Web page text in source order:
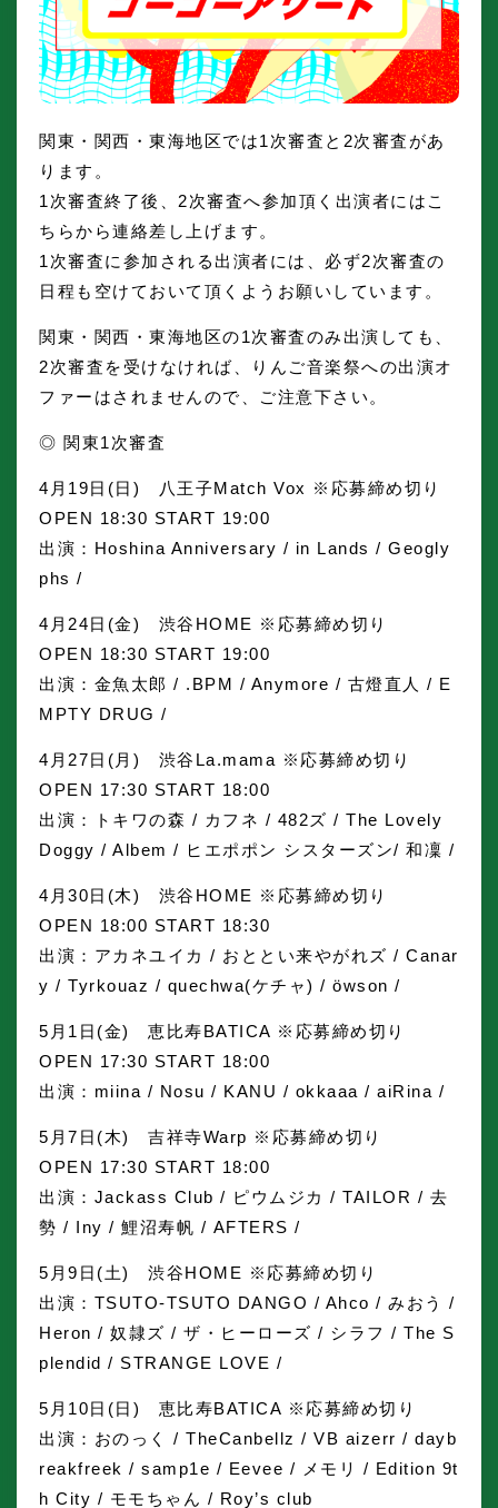
関東・関西・東海地区では1次審査と2次審査があ
ります。
1次審査終了後、2次審査へ参加頂く出演者にはこ
ちらから連絡差し上げます。
1次審査に参加される出演者には、必ず2次審査の
日程も空けておいて頂くようお願いしています。
関東・関西・東海地区の1次審査のみ出演しても、
2次審査を受けなければ、りんご音楽祭への出演オ
ファーはされませんので、ご注意下さい。
◎ 関東1次審査
4月19日(日) 八王子Match Vox ※応募締め切り
OPEN 18:30 START 19:00
出演：Hoshina Anniversary / in Lands / Geogly
phs /
4月24日(金) 渋谷HOME ※応募締め切り
OPEN 18:30 START 19:00
出演：金魚太郎 / .BPM / Anymore / 古燈直人 / E
MPTY DRUG /
4月27日(月) 渋谷La.mama ※応募締め切り
OPEN 17:30 START 18:00
出演：トキワの森 / カフネ / 482ズ / The Lovely
Doggy / Albem / ヒエポポン シスターズン/ 和凜 /
4月30日(木) 渋谷HOME ※応募締め切り
OPEN 18:00 START 18:30
出演：アカネユイカ / おととい来やがれズ / Canar
y / Tyrkouaz / quechwa(ケチャ) / öwson /
5月1日(金) 恵比寿BATICA ※応募締め切り
OPEN 17:30 START 18:00
出演：miina / Nosu / KANU / okkaaa / aiRina /
5月7日(木) 吉祥寺Warp ※応募締め切り
OPEN 17:30 START 18:00
出演：Jackass Club / ピウムジカ / TAILOR / 去
勢 / Iny / 鯉沼寿帆 / AFTERS /
5月9日(土) 渋谷HOME ※応募締め切り
出演：TSUTO-TSUTO DANGO / Ahco / みおう /
Heron / 奴隷ズ / ザ・ヒーローズ / シラフ / The S
plendid / STRANGE LOVE /
5月10日(日) 恵比寿BATICA ※応募締め切り
出演：おのっく / TheCanbellz / VB aizerr / dayb
reakfreek / samp1e / Eevee / メモリ / Edition 9t
h City / モモちゃん / Roy’s club